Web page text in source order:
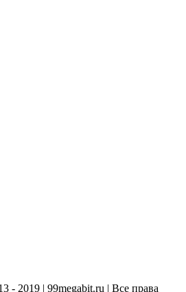
- 2019 | 99megabit.ru | Все права